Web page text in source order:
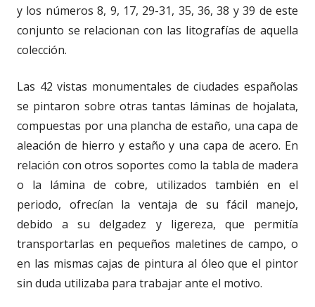
y los números 8, 9, 17, 29-31, 35, 36, 38 y 39 de este
conjunto se relacionan con las litografías de aquella
colección.
Las 42 vistas monumentales de ciudades españolas
se pintaron sobre otras tantas láminas de hojalata,
compuestas por una plancha de estaño, una capa de
aleación de hierro y estaño y una capa de acero. En
relación con otros soportes como la tabla de madera
o la lámina de cobre, utilizados también en el
periodo, ofrecían la ventaja de su fácil manejo,
debido a su delgadez y ligereza, que permitía
transportarlas en pequeños maletines de campo, o
en las mismas cajas de pintura al óleo que el pintor
sin duda utilizaba para trabajar ante el motivo.